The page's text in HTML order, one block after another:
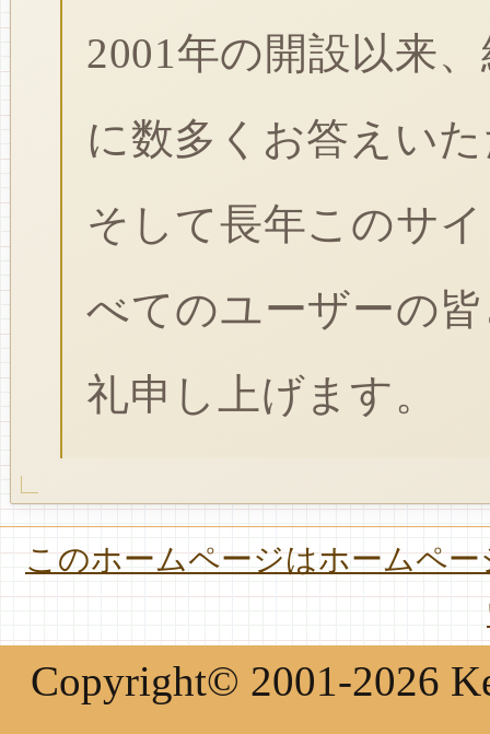
2001年の開設以来
に数多くお答えい
そして長年このサ
べてのユーザーの
礼申し上げます。
このホームページはホームペ
Copyright© 2001-2026